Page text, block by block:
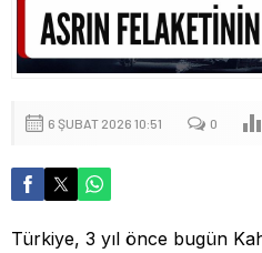
6 ŞUBAT 2026 10:51 0
Türkiye, 3 yıl önce bugün